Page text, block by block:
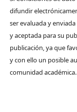
difundir
ser evaluada y
y aceptada para su
publicación, ya que
y con ello un posible
comunidad académica.